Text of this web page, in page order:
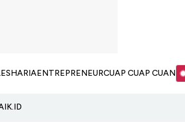
SHARIAENTREPRENEURCUAP CUAP CUAN